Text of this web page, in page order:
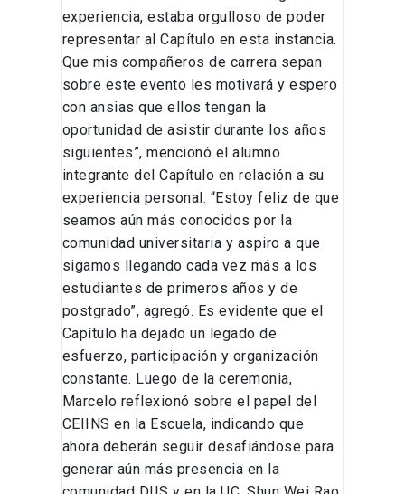
experiencia, estaba orgulloso de poder
representar al Capítulo en esta instancia.
Que mis compañeros de carrera sepan
sobre este evento les motivará y espero
con ansias que ellos tengan la
oportunidad de asistir durante los años
siguientes”, mencionó el alumno
integrante del Capítulo en relación a su
experiencia personal. “Estoy feliz de que
seamos aún más conocidos por la
comunidad universitaria y aspiro a que
sigamos llegando cada vez más a los
estudiantes de primeros años y de
postgrado”, agregó. Es evidente que el
Capítulo ha dejado un legado de
esfuerzo, participación y organización
constante. Luego de la ceremonia,
Marcelo reflexionó sobre el papel del
CEIINS en la Escuela, indicando que
ahora deberán seguir desafiándose para
generar aún más presencia en la